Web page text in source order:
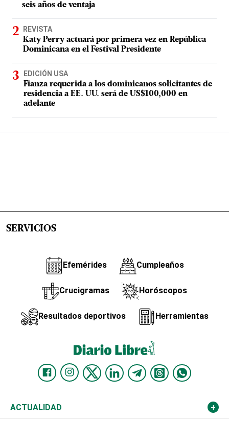
seis años de ventaja
REVISTA
Katy Perry actuará por primera vez en República
Dominicana en el Festival Presidente
EDICIÓN USA
Fianza requerida a los dominicanos solicitantes de
residencia a EE. UU. será de US$100,000 en
adelante
SERVICIOS
Efemérides Cumpleaños
Crucigramas Horóscopos
Resultados deportivos Herramientas
ACTUALIDAD